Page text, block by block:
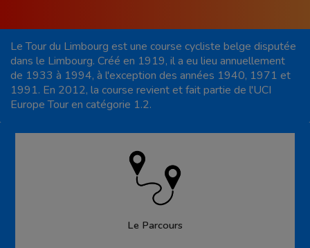
Le Tour du Limbourg est une course cycliste belge disputée
dans le Limbourg. Créé en 1919, il a eu lieu annuellement
de 1933 à 1994, à l'exception des années 1940, 1971 et
1991. En 2012, la course revient et fait partie de l'UCI
Europe Tour en catégorie 1.2.
Le Parcours